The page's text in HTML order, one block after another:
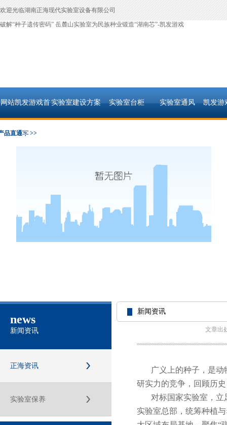
欢迎光临湖南正海现代实验室设备有限公司
破解“种子遗传密码” 岳麓山实验室为民族种业锻造“湖南芯”-凯发游戏
网站凯发游戏首
页
实验室建设方案 实验室台柜 实验室通风 凯发游
品直通车 >>
news
新闻资讯
正海资讯
实验室保养
新闻资讯
文章出
广义上的种子，是
研实力的竞争，回顾历
对标国家实验室，
实验室总部，统筹种植